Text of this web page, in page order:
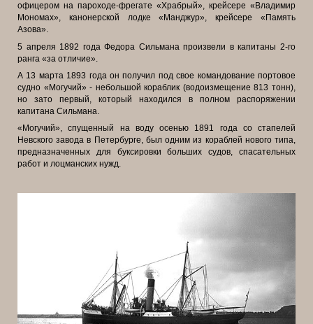
офицером на пароходе-фрегате «Храбрый», крейсере «Владимир
Мономах», канонерской лодке «Манджур», крейсере «Память
Азова».
5 апреля 1892 года Федора Сильмана произвели в капитаны 2-го
ранга «за отличие».
А 13 марта 1893 года он получил под свое командование портовое
судно «Могучий» - небольшой кораблик (водоизмещение 813 тонн),
но зато первый, который находился в полном распоряжении
капитана Сильмана.
«Могучий», спущенный на воду осенью 1891 года со стапелей
Невского завода в Петербурге, был одним из кораблей нового типа,
предназначенных для буксировки больших судов, спасательных
работ и лоцманских нужд.